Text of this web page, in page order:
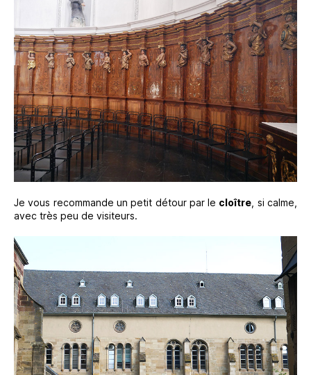
Je vous recommande un petit détour par le cloître , si calme,
avec très peu de visiteurs.